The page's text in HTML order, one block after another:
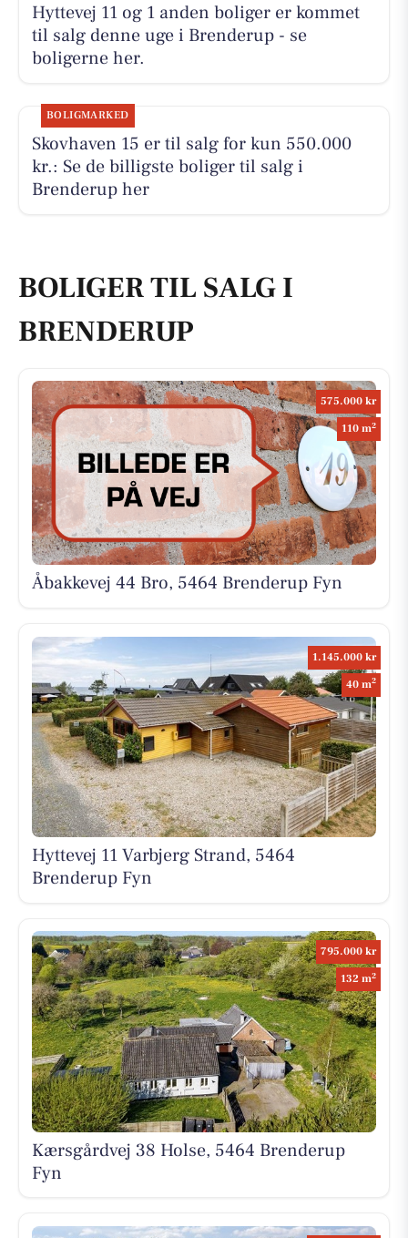
Hyttevej 11 og 1 anden boliger er kommet
til salg denne uge i Brenderup - se
boligerne her.
BOLIGMARKED
Skovhaven 15 er til salg for kun 550.000
kr.: Se de billigste boliger til salg i
Brenderup her
BOLIGER TIL SALG I
BRENDERUP
575.000 kr
110 m2
Åbakkevej 44 Bro, 5464 Brenderup Fyn
1.145.000 kr
40 m2
Hyttevej 11 Varbjerg Strand, 5464
Brenderup Fyn
795.000 kr
132 m2
Kærsgårdvej 38 Holse, 5464 Brenderup
Fyn